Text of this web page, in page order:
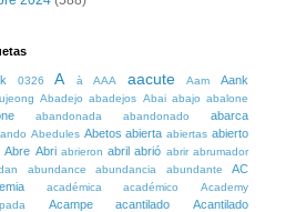
0326 A à AAA aacute Aam Aank
Abadejo abadejos Abai abajo abalone
abandonada abandonado abarca
Abedules Abetos abierta abiertas abierto
Abre Abri abrieron abril abrió abrir abrumador
abundance abundancia abundante
AC
académica académico
Academy
Acampe acantilado Acantilado